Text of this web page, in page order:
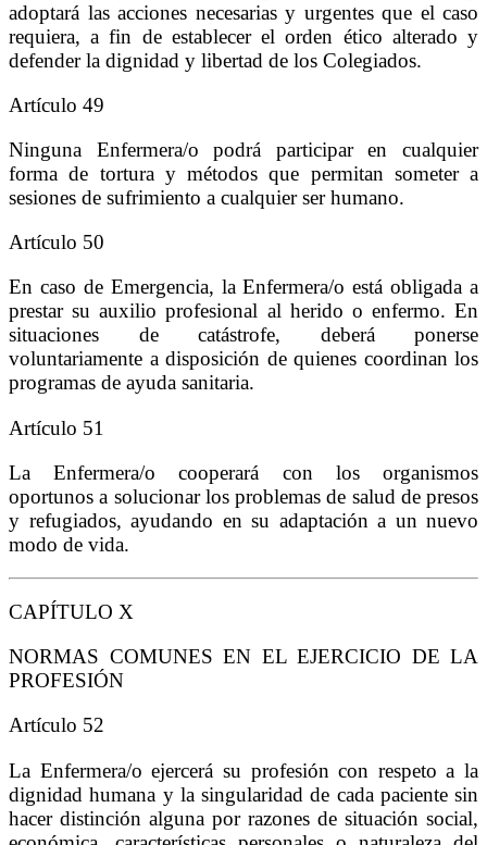
adoptará las acciones necesarias y urgentes que el caso
requiera, a fin de establecer el orden ético alterado y
defender la dignidad y libertad de los Colegiados.
Artículo 49
Ninguna Enfermera/o podrá participar en cualquier
forma de tortura y métodos que permitan someter a
sesiones de sufrimiento a cualquier ser humano.
Artículo 50
En caso de Emergencia, la Enfermera/o está obligada a
prestar su auxilio profesional al herido o enfermo. En
situaciones de catástrofe, deberá ponerse
voluntariamente a disposición de quienes coordinan los
programas de ayuda sanitaria.
Artículo 51
La Enfermera/o cooperará con los organismos
oportunos a solucionar los problemas de salud de presos
y refugiados, ayudando en su adaptación a un nuevo
modo de vida.
CAPÍTULO X
NORMAS COMUNES EN EL EJERCICIO DE LA
PROFESIÓN
Artículo 52
La Enfermera/o ejercerá su profesión con respeto a la
dignidad humana y la singularidad de cada paciente sin
hacer distinción alguna por razones de situación social,